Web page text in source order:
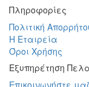
Πληροφορίες
Πολιτική
Η Εταιρεία
Όροι Χρήσης
Εξυπηρέτηση
Επικοινωνήστε